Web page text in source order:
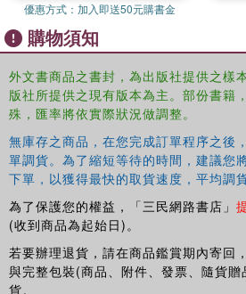
優惠方式： 加入即送50元購書金
購物須知
外文書商品之書封，為出版社提供之樣
版社所提供之現有版本為主。部份書籍
殊，匯率將依實際狀況做調整。
無庫存之商品，在您完成訂單程序之後
單調貨。為了縮短等待的時間，建議您
下單，以獲得最快的取貨速度，平均調
為了保護您的權益，「三民網路書店」
(收到商品為起始日)。
若要辦理退貨，請在商品鑑賞期內寄回
與完整包裝(商品、附件、發票、隨貨
貨。